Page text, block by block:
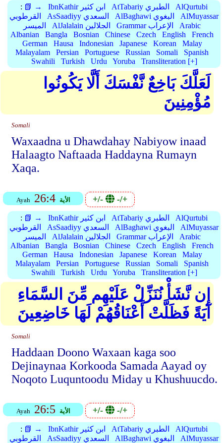
: 📗 → IbnKathir ابن كثير AtTabariy الطبري
AlQurtubi
القرطوبي
AsSaadiyy السعدي AlBaghawi البغوي
AlMuyassar
الميسر
AlJalalain الجلالين Grammar الإعراب
Arabic
Albanian
Bangla Bosnian Chinese Czech English
French
German
Hausa Indonesian Japanese Korean
Malay
Malayalam
Persian Portuguese Russian Somali
Spanish
Swahili
Turkish Urdu Yoruba Transliteration [+]
لَعَلَّكَ بَاخِعٌ نَّفْسَكَ أَلَّا يَكُونُوا
مُؤْمِنِينَ
Somali
Waxaadna u Dhawdahay Nabiyow inaad
Halaagto Naftaada Haddayna Rumayn
Xaqa.
Ayah 26:4 الأية +/- -/+
: 📗 → IbnKathir ابن كثير AtTabariy الطبري
AlQurtubi
القرطوبي
AsSaadiyy السعدي AlBaghawi البغوي
AlMuyassar
الميسر
AlJalalain الجلالين Grammar الإعراب
Arabic
Albanian
Bangla Bosnian Chinese Czech English
French
German
Hausa Indonesian Japanese Korean
Malay
Malayalam
Persian Portuguese Russian Somali
Spanish
Swahili
Turkish Urdu Yoruba Transliteration [+]
إِن نَّشَأْ نُنَزِّلْ عَلَيْهِم مِّنَ السَّمَاءِ
آيَةً فَظَلَّتْ أَعْنَاقُهُمْ لَهَا خَاضِعِينَ
Somali
Haddaan Doono Waxaan kaga soo
Dejinaynaa Korkooda Samada Aayad oy
Noqoto Luquntoodu Miday u Khushuucdo.
Ayah 26:5 الأية +/- -/+
: 📗 → IbnKathir ابن كثير AtTabariy الطبري
AlQurtubi
القرطوبي
AsSaadiyy السعدي AlBaghawi البغوي
AlMuyassar